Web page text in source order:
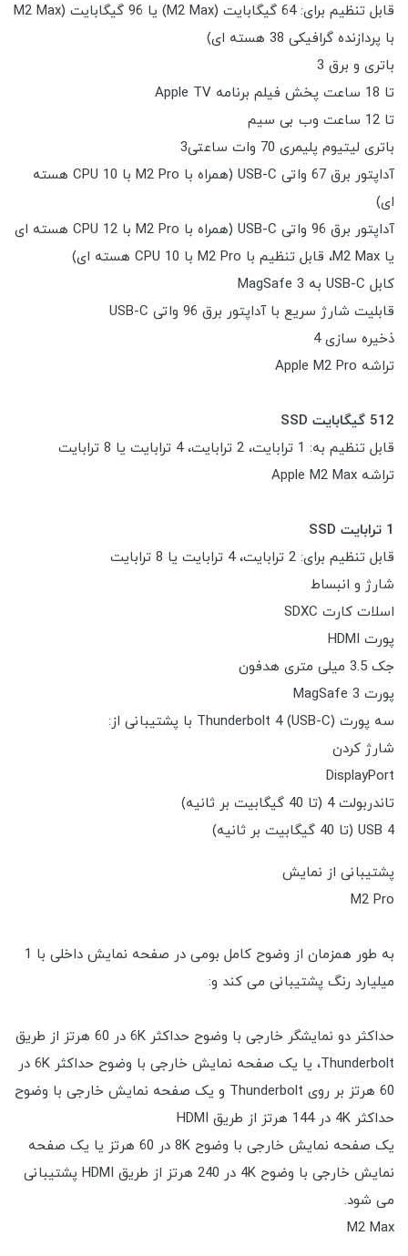
قابل تنظیم برای: 64 گیگابایت (M2 Max) یا 96 گیگابایت (M2 Max
با پردازنده گرافیکی 38 هسته ای)
باتری و برق 3
تا 18 ساعت پخش فیلم برنامه Apple TV
تا 12 ساعت وب بی سیم
باتری لیتیوم پلیمری 70 وات ساعتی3
آداپتور برق 67 واتی USB-C (همراه با M2 Pro با CPU 10 هسته
ای)
آداپتور برق 96 واتی USB-C (همراه با M2 Pro با CPU 12 هسته ای
یا M2 Max، قابل تنظیم با M2 Pro با CPU 10 هسته ای)
کابل USB-C به MagSafe 3
قابلیت شارژ سریع با آداپتور برق 96 واتی USB-C
ذخیره سازی 4
تراشه Apple M2 Pro
512 گیگابایت SSD
قابل تنظیم به: 1 ترابایت، 2 ترابایت، 4 ترابایت یا 8 ترابایت
تراشه Apple M2 Max
1 ترابایت SSD
قابل تنظیم برای: 2 ترابایت، 4 ترابایت یا 8 ترابایت
شارژ و انبساط
اسلات کارت SDXC
پورت HDMI
جک 3.5 میلی متری هدفون
پورت MagSafe 3
سه پورت Thunderbolt 4 (USB-C) با پشتیبانی از:
شارژ کردن
DisplayPort
تاندربولت 4 (تا 40 گیگابیت بر ثانیه)
USB 4 (تا 40 گیگابیت بر ثانیه)
پشتیبانی از نمایش
M2 Pro
به طور همزمان از وضوح کامل بومی در صفحه نمایش داخلی با 1
میلیارد رنگ پشتیبانی می کند و:
حداکثر دو نمایشگر خارجی با وضوح حداکثر 6K در 60 هرتز از طریق
Thunderbolt، یا یک صفحه نمایش خارجی با وضوح حداکثر 6K در
60 هرتز بر روی Thunderbolt و یک صفحه نمایش خارجی با وضوح
حداکثر 4K در 144 هرتز از طریق HDMI
یک صفحه نمایش خارجی با وضوح 8K در 60 هرتز یا یک صفحه
نمایش خارجی با وضوح 4K در 240 هرتز از طریق HDMI پشتیبانی
می شود.
M2 Max